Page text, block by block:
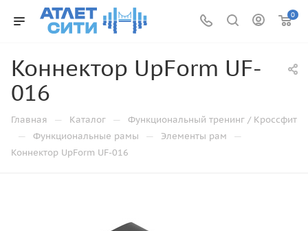
0
Коннектор UpForm UF-
016
Главная — Каталог — Функциональный тренинг / Кроссфит
— Функциональные рамы — Элементы рам —
Коннектор UpForm UF-016